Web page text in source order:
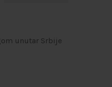
unutar Srbije